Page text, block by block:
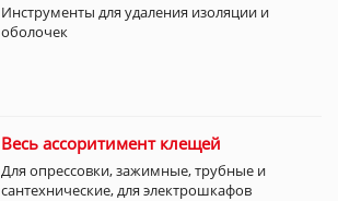
Инструменты для удаления изоляции и
оболочек
Весь ассоритимент клещей
Для опрессовки, зажимные, трубные и
сантехнические, для электрошкафов